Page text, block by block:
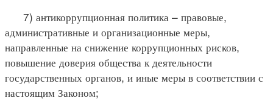
7) антикоррупционная политика – правовые,
административные и организационные меры,
направленные на снижение коррупционных рисков,
повышение доверия общества к деятельности
государственных органов, и иные меры в соответствии с
настоящим Законом;